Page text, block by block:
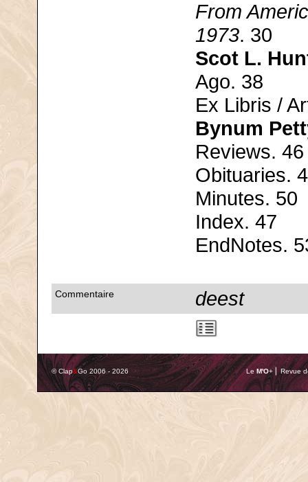
From
1973. 30
Scot L.
Ago. 38
Ex Libris /
Bynum
Reviews. 46
Obituaries.
Minutes. 50
Index. 47
EndNotes.
Commentaire deest
© Clap&Go 2006 - 2026 Le M'O+ ⎢ Revue